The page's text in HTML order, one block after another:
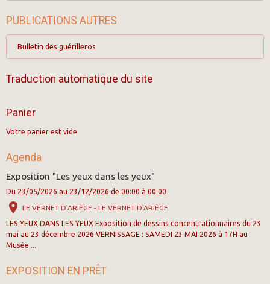
PUBLICATIONS AUTRES
Bulletin des guérilleros
Traduction automatique du site
Panier
Votre panier est vide
Agenda
Exposition "Les yeux dans les yeux"
Du 23/05/2026 au 23/12/2026 de 00:00 à 00:00
LE VERNET D'ARIÈGE - LE VERNET D'ARIÈGE
LES YEUX DANS LES YEUX Exposition de dessins concentrationnaires du 23
mai au 23 décembre 2026 VERNISSAGE : SAMEDI 23 MAI 2026 à 17H au
Musée ...
EXPOSITION EN PRÊT